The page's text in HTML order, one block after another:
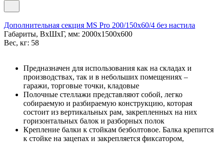
Дополнительная секция MS Pro 200/150x60/4 без настила
Габариты, ВxШxГ, мм: 2000x1500x600
Вес, кг: 58
Предназначен для использования как на складах и
производствах, так и в небольших помещениях –
гаражи, торговые точки, кладовые
Полочные стеллажи представляют собой, легко
собираемую и разбираемую конструкцию, которая
состоит из вертикальных рам, закрепленных на них
горизонтальных балок и разборных полок
Крепление балки к стойкам безболтовое. Балка крепится
к стойке на зацепах и закрепляется фиксатором,